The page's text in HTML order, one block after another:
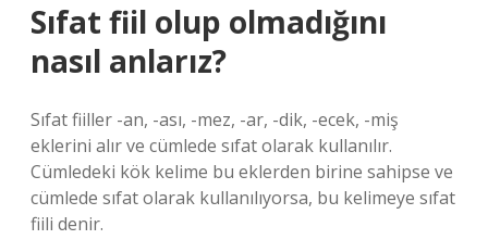
Sıfat fiil olup olmadığını
nasıl anlarız?
Sıfat fiiller -an, -ası, -mez, -ar, -dik, -ecek, -miş
eklerini alır ve cümlede sıfat olarak kullanılır.
Cümledeki kök kelime bu eklerden birine sahipse ve
cümlede sıfat olarak kullanılıyorsa, bu kelimeye sıfat
fiili denir.